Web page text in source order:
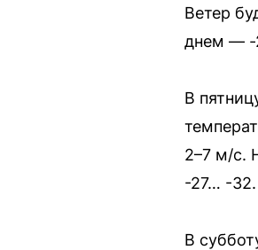
Ветер
днем — -
В
2–7 м/с.
-27… -32.
В